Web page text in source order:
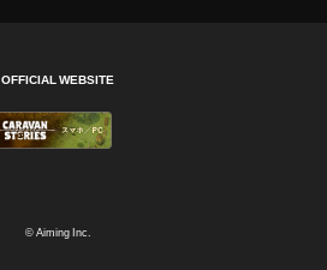
OFFICIAL WEBSITE
© Aiming Inc.